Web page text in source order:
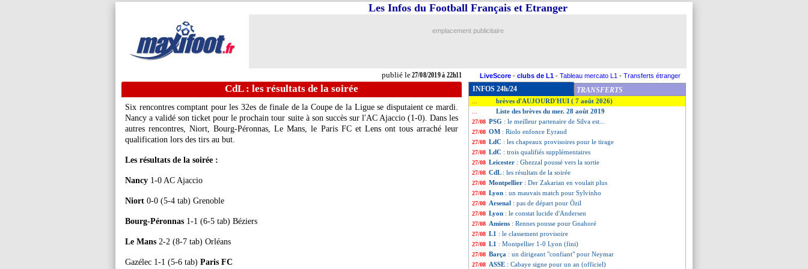
publié le27/08/2019 à 22h11
Les Infos du Football Français et Etranger
emplacement publicitaire
LiveScore - clubs de L1 - Tableau mercato L1 - Transferts étranger
CdL : les résultats de la soirée
Six rencontres comptant pour les 32es de finale de la Coupe de la Ligue se disputaient ce mardi.
Nancy a validé son ticket pour le prochain tour suite à son succès sur l'AC Ajaccio (1-0). Dans les
autres rencontres, Niort, Bourg-Péronnas, Le Mans, le Paris FC et Lens ont tous arraché leur
qualification lors des tirs au but.
Les résultats de la soirée :
Nancy 1-0 AC Ajaccio
Niort 0-0 (5-4 tab) Grenoble
Bourg-Péronnas 1-1 (6-5 tab) Béziers
Le Mans 2-2 (8-7 tab) Orléans
Gazélec 1-1 (5-6 tab) Paris FC
INFOS 24h/24 TRANSFERTS
brèves d'AUJOURD'HUI ( 7 août 2026)
Liste des brèves du mer. 28 août 2019
27/08 PSG : le meilleur partenaire de Silva est...
27/08 OM : Riolo enfonce Eyraud
27/08 LdC : les chapeaux provisoires pour le tirage
27/08 LdC : trois qualifiés supplémentaires
27/08 Leicester : Ghezzal poussé vers la sortie
27/08 CdL : les résultats de la soirée
27/08 Montpellier : Der Zakarian en voulait plus
27/08 Lyon : un mauvais match pour Sylvinho
27/08 Arsenal : pas de départ pour Özil
27/08 Lyon : le constat lucide d'Andersen
27/08 Amiens : Rennes pousse pour Gnahoré
27/08 L1 : le classement provisoire
27/08 L1 : Montpellier 1-0 Lyon (fini)
27/08 Barça : un dirigeant "confiant" pour Neymar
27/08 ASSE : Cabaye signe pour un an (officiel)